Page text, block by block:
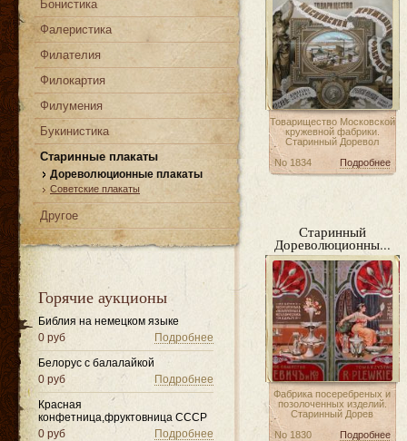
Бонистика
Фалеристика
Филателия
Филокартия
Филумения
Букинистика
Старинные плакаты
Дореволюционные плакаты
Советские плакаты
Другое
Горячие аукционы
Библия на немецком языке
Подробнее
0 руб
Белорус с балалайкой
Подробнее
0 руб
Красная
конфетница,фруктовница СССР
Подробнее
0 руб
Товарищество Московской
кружевной фабрики.
Старинный Доревол
Подробнее
No 1834
Старинный
Дореволюционны...
Фабрика посеребреных и
позолоченных изделий.
Старинный Дорев
Подробнее
No 1830